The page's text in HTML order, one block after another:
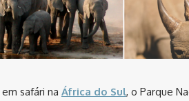
safári na África do Sul, o Parque